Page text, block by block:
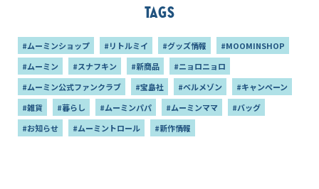
Tags
#ムーミンショップ #リトルミイ #グッズ情報
#MOOMINSHOP
#ムーミン
#スナフキン #新商品
#ニョロニョロ
#ムーミン公式ファンクラブ
#宝島社 #ベルメゾン
#キャンペーン
#雑貨
#暮らし #ムーミンパパ #ムーミンママ
#バッグ
#お知らせ
#ムーミントロール #新作情報